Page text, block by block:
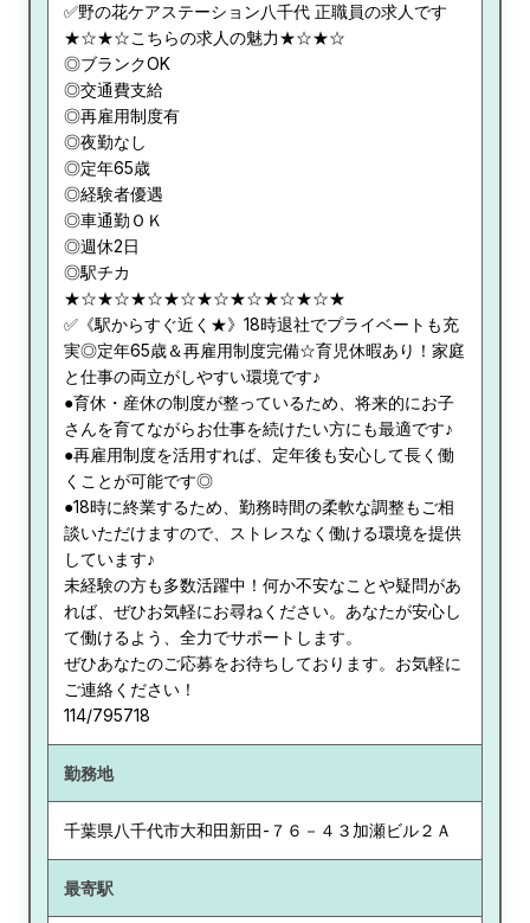
✅野の花ケアステーション八千代 正職員の求人です
★☆★☆こちらの求人の魅力★☆★☆
◎ブランクOK
◎交通費支給
◎再雇用制度有
◎夜勤なし
◎定年65歳
◎経験者優遇
◎車通勤ＯＫ
◎週休2日
◎駅チカ
★☆★☆★☆★☆★☆★☆★☆★☆★
✅《駅からすぐ近く★》18時退社でプライベートも充
実◎定年65歳＆再雇用制度完備☆育児休暇あり！家庭
と仕事の両立がしやすい環境です♪
●育休・産休の制度が整っているため、将来的にお子
さんを育てながらお仕事を続けたい方にも最適です♪
●再雇用制度を活用すれば、定年後も安心して長く働
くことが可能です◎
●18時に終業するため、勤務時間の柔軟な調整もご相
談いただけますので、ストレスなく働ける環境を提供
しています♪
未経験の方も多数活躍中！何か不安なことや疑問があ
れば、ぜひお気軽にお尋ねください。あなたが安心し
て働けるよう、全力でサポートします。
ぜひあなたのご応募をお待ちしております。お気軽に
ご連絡ください！
114/795718
勤務地
千葉県八千代市大和田新田-７６－４３加瀬ビル２Ａ
最寄駅